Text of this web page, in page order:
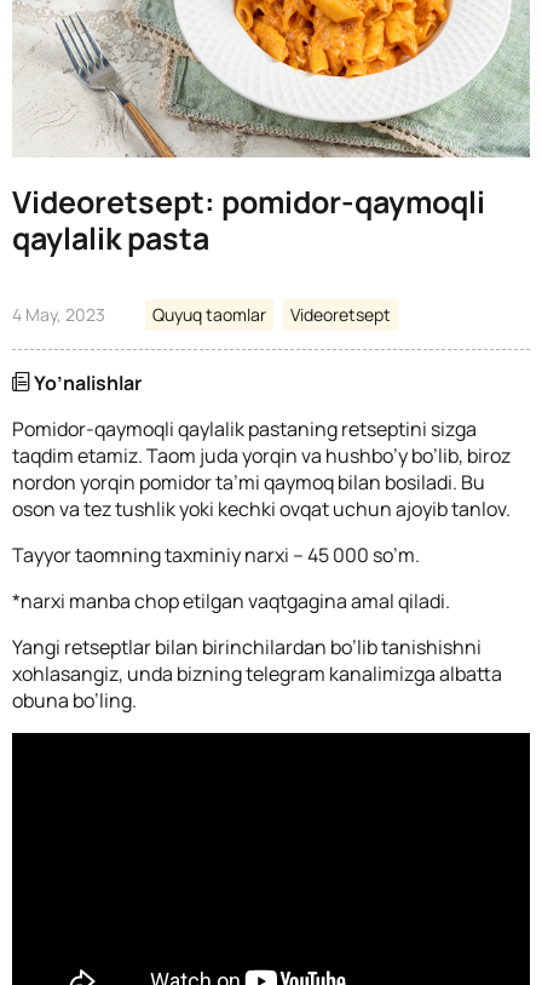
Videoretsept: pomidor-qaymoqli
qaylalik pasta
4 May, 2023 Quyuq taomlar Videoretsept
Yo’nalishlar
Pomidor-qaymoqli qaylalik pastaning retseptini sizga
taqdim etamiz. Taom juda yorqin va hushbo’y bo’lib, biroz
nordon yorqin pomidor ta’mi qaymoq bilan bosiladi. Bu
oson va tez tushlik yoki kechki ovqat uchun ajoyib tanlov.
Tayyor taomning taxminiy narxi – 45 000 so’m.
*narxi manba chop etilgan vaqtgagina amal qiladi.
Yangi retseptlar bilan birinchilardan bo’lib tanishishni
xohlasangiz, unda bizning telegram kanalimizga albatta
obuna bo’ling.